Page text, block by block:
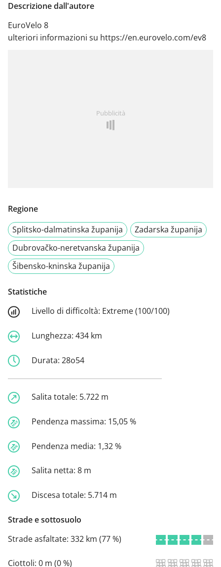
Descrizione dall'autore
EuroVelo 8
ulteriori informazioni su https://en.eurovelo.com/ev8
Pubblicità
Regione
Splitsko-dalmatinska županija
Zadarska županija
Dubrovačko-neretvanska županija
Šibensko-kninska županija
Statistiche
Livello di difficoltà: Extreme (100/100)
Lunghezza: 434 km
Durata: 28o54
Salita totale: 5.722 m
Pendenza massima: 15,05 %
Pendenza media: 1,32 %
Salita netta: 8 m
Discesa totale: 5.714 m
Strade e sottosuolo
Strade asfaltate: 332 km (77 %)
Ciottoli: 0 m (0 %)